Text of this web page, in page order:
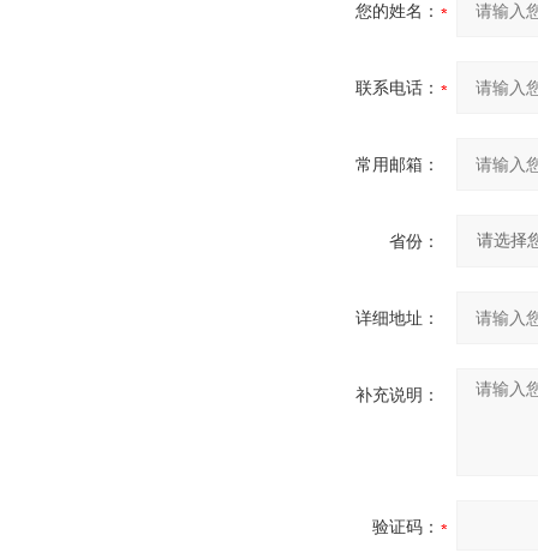
您的姓名：
联系电话：
常用邮箱：
省份：
详细地址：
补充说明：
验证码：